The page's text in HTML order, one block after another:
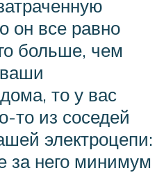
он все равно
больше, чем
то у вас
то из соседей
электроцепи:
за него минимум